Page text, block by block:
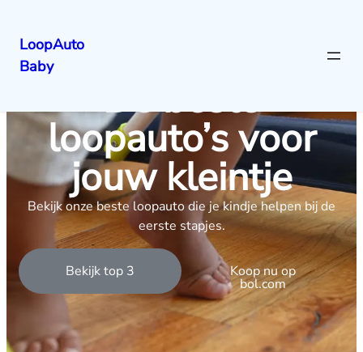
LoopAuto
Baby
De beste
loopauto’s voor
jouw kleintje
Bekijk onze beste loopauto die je kindje helpen bij de
eerste stapjes.
Bekijk top 3 Koop nu op
bol.com